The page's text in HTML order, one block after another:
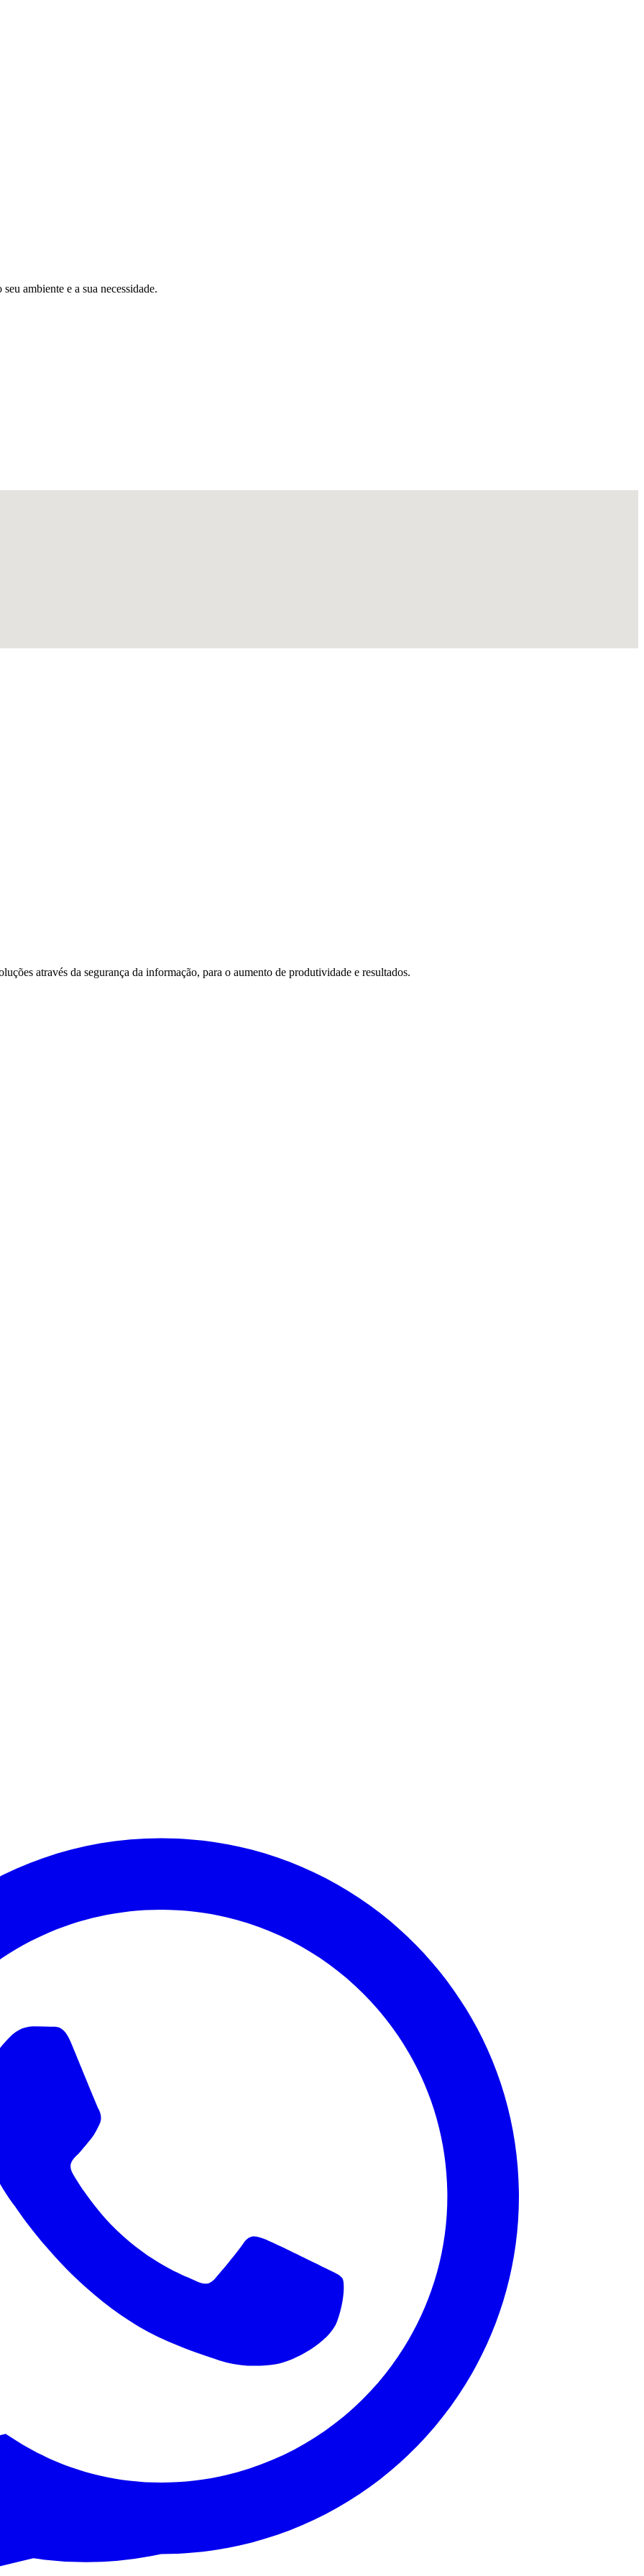
ambiente e a sua necessidade.
através da segurança da informação, para o aumento de produtividade e resultados.